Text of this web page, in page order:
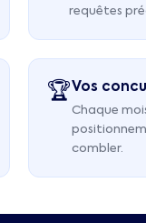
requêtes
🏆 Vos
Chaque
combler.